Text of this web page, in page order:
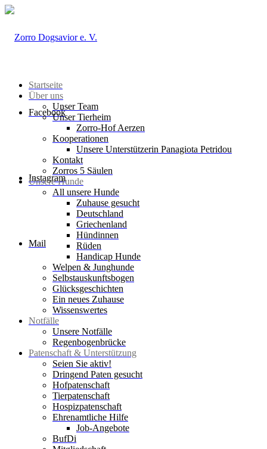
Facebook
Instagram
Mail
Startseite
Über uns
Unser Team
Unser Tierheim
Zorro-Hof Aerzen
Kooperationen
Unsere Unterstützerin Panagiota Petridou
Kontakt
Zorros 5 Säulen
Unsere Hunde
All unsere Hunde
Zuhause gesucht
Deutschland
Griechenland
Hündinnen
Rüden
Handicap Hunde
Welpen & Junghunde
Selbstauskunftsbogen
Glücksgeschichten
Ein neues Zuhause
Wissenswertes
Notfälle
Unsere Notfälle
Regenbogenbrücke
Patenschaft & Unterstützung
Seien Sie aktiv!
Dringend Paten gesucht
Hofpatenschaft
Tierpatenschaft
Hospizpatenschaft
Ehrenamtliche Hilfe
Job-Angebote
BufDi